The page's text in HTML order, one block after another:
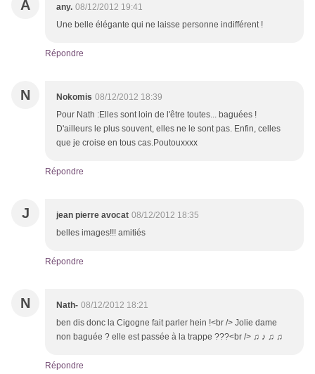
A any. 08/12/2012 19:41
Une belle élégante qui ne laisse personne indifférent !
Répondre
N Nokomis 08/12/2012 18:39
Pour Nath :Elles sont loin de l'être toutes... baguées !
D'ailleurs le plus souvent, elles ne le sont pas. Enfin, celles
que je croise en tous cas.Poutouxxxx
Répondre
J jean pierre avocat 08/12/2012 18:35
belles images!!! amitiés
Répondre
N Nath- 08/12/2012 18:21
ben dis donc la Cigogne fait parler hein !<br /> Jolie dame
non baguée ? elle est passée à la trappe ???<br /> ♫ ♪ ♫ ♫
Répondre